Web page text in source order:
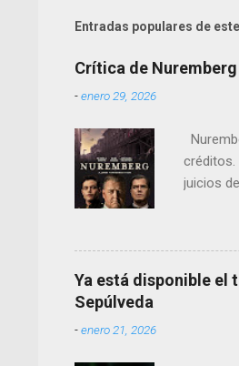
Entradas populares de
Crítica de Nuremberg
-enero 29, 2026
créditos.
juicios
Ya está disponible el
Sepúlveda
-enero 21, 2026